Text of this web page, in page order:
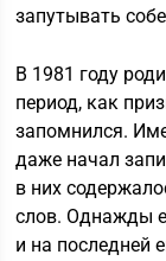
запутывать
В 1981 году
период, как
запомнился.
даже начал
в них
слов. Однажды
и на последней